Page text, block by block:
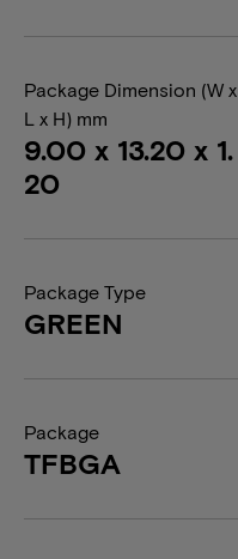
Package Dimension (W x
L x H) mm
9.00 x 13.20 x 1.
20
Package Type
GREEN
Package
TFBGA